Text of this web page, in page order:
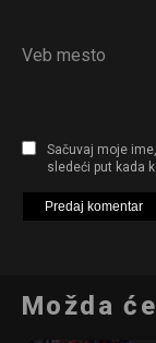
Veb mesto
Sačuvaj moje
sledeći put kada
Možda